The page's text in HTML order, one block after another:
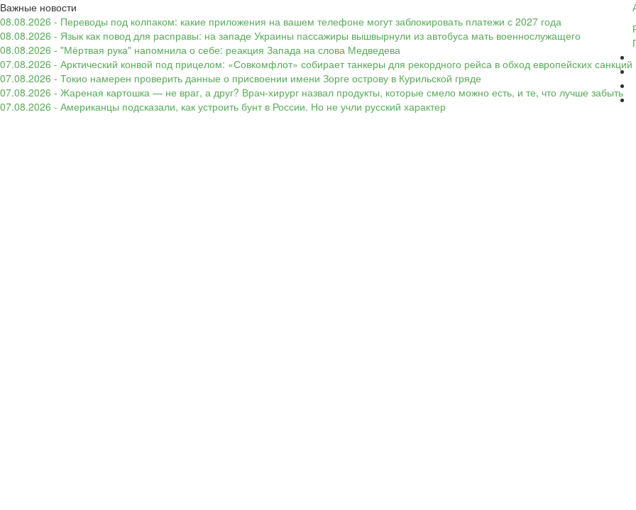
Важные новости
08.08.2026 - Переводы под колпаком: какие приложения на вашем телефоне могут заблокировать платежи с 2027 года
08.08.2026 - Язык как повод для расправы: на западе Украины пассажиры вышвырнули из автобуса мать военнослужащего
08.08.2026 - "Мёртвая рука" напомнила о себе: реакция Запада на слова Медведева
07.08.2026 - Арктический конвой под прицелом: «Совкомфлот» собирает танкеры для рекордного рейса в обход европейских санкций
07.08.2026 - Токио намерен проверить данные о присвоении имени Зорге острову в Курильской гряде
07.08.2026 - Жареная картошка — не враг, а друг? Врач-хирург назвал продукты, которые смело можно есть, и те, что лучше забыть
07.08.2026 - Американцы подсказали, как устроить бунт в России. Но не учли русский характер